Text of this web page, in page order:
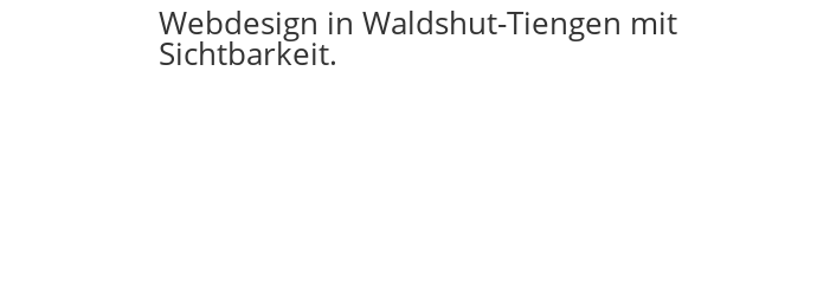
Webdesign in Waldshut-Tiengen mit
Sichtbarkeit.